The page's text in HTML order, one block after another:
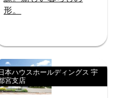
形。
本ハウスホールディングス 宇
宮支店